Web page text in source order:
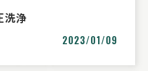
浄
2023/01/09